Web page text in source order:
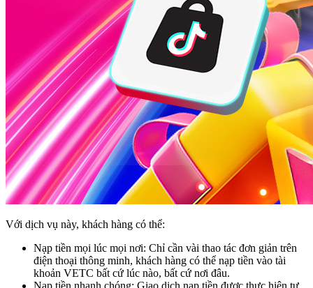
Với dịch vụ này, khách hàng có thể:
Nạp tiền mọi lúc mọi nơi: Chỉ cần vài thao tác đơn giản trên
điện thoại thông minh, khách hàng có thể nạp tiền vào tài
khoản VETC bất cứ lúc nào, bất cứ nơi đâu.